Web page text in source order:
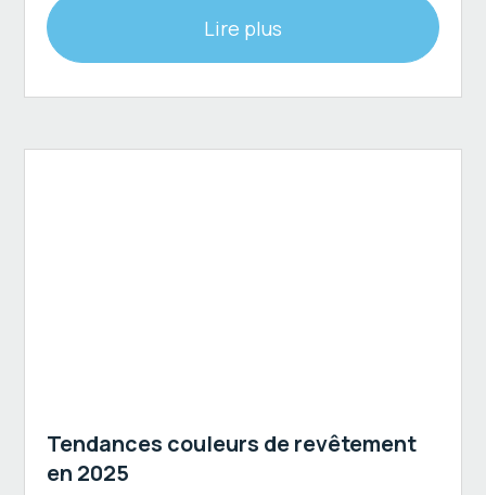
Lire plus
Tendances couleurs de revêtement
en 2025